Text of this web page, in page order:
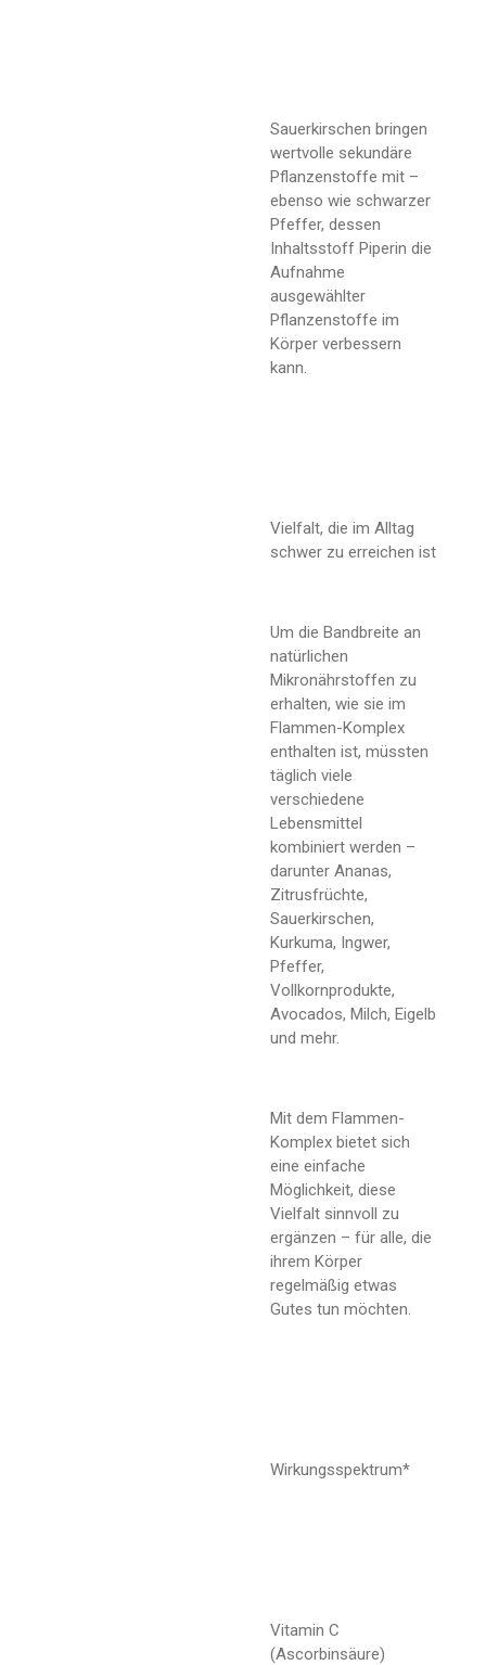
Sauerkirschen bringen
wertvolle sekundäre
Pflanzenstoffe mit –
ebenso wie schwarzer
Pfeffer, dessen
Inhaltsstoff Piperin die
Aufnahme
ausgewählter
Pflanzenstoffe im
Körper verbessern
kann.
Vielfalt, die im Alltag
schwer zu erreichen ist
Um die Bandbreite an
natürlichen
Mikronährstoffen zu
erhalten, wie sie im
Flammen-Komplex
enthalten ist, müssten
täglich viele
verschiedene
Lebensmittel
kombiniert werden –
darunter Ananas,
Zitrusfrüchte,
Sauerkirschen,
Kurkuma, Ingwer,
Pfeffer,
Vollkornprodukte,
Avocados, Milch, Eigelb
und mehr.
Mit dem Flammen-
Komplex bietet sich
eine einfache
Möglichkeit, diese
Vielfalt sinnvoll zu
ergänzen – für alle, die
ihrem Körper
regelmäßig etwas
Gutes tun möchten.
Wirkungsspektrum*
Vitamin C
(Ascorbinsäure)